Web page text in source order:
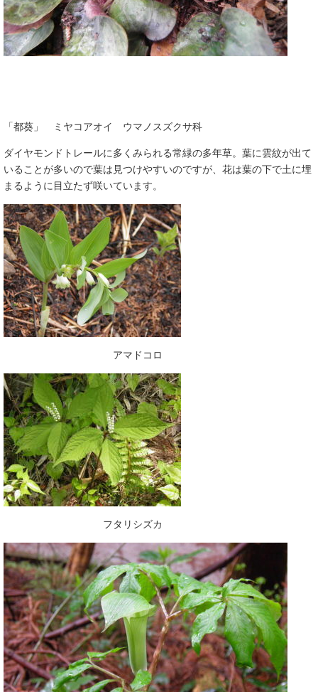
「都葵」 ミヤコアオイ ウマノスズクサ科
ダイヤモンドトレールに多くみられる常緑の多年草。葉に雲紋が出て
いることが多いので葉は見つけやすいのですが、花は葉の下で土に埋
まるように目立たず咲いています。
アマドコロ
フタリシズカ